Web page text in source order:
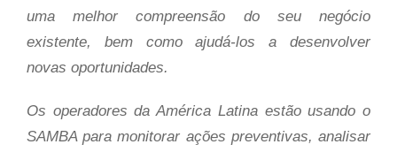
uma melhor compreensão do seu negócio
existente, bem como ajudá-los a desenvolver
novas oportunidades.
Os operadores da América Latina estão usando o
SAMBA para monitorar ações preventivas, analisar